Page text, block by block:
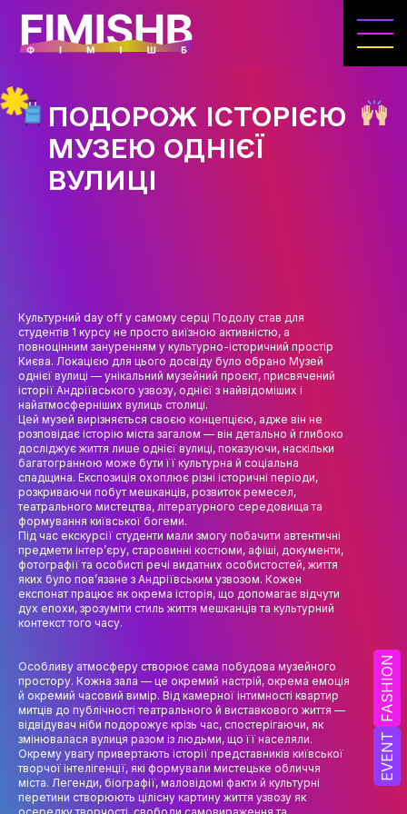
EVENT
FASHION
ГОЛОВНА
ІНДУСТРІЇ ДОЗВІЛЛЯ
МЕТА, ЗАВДАННЯ ТА ІСТОРІЯ КАФЕДРИ
ВИКЛАДАЦЬКИЙ СКЛАД
НАУКА
НАПРЯМИ ДОСЛІДЖЕНЬ
НАУК.РОБОТА СТУДЕНТІВ
ВИДАВНИЧА ДІЯЛЬНІСТЬ
КОНФЕРЕНЦІЇ, СЕМІНАРИ
ПІДВИЩЕННЯ КВАЛІФІКАЦІЇ
ЯКІСТЬ ОСВІТИ
АКАДЕМІЧНА ДОБРОЧЕСНІСТЬ
АКАДЕМІЧНА МОБІЛЬНІСТЬ
СПІВПРАЦЯ
КАФЕДРА ФЕШН ТА ШОУ-БІЗНЕСУ
МЕТА, ЗАВДАННЯ ТА ІСТОРІЯ КАФЕДРИ
ВИКЛАДАЦЬКИЙ СКЛАД
ПОДОРОЖ ІСТОРІЄЮ
МУЗЕЮ ОДНІЄЇ
ВУЛИЦІ
Культурний day off у самому серці Подолу став для
студентів 1 курсу не просто виїзною активністю, а
повноцінним зануренням у культурно-історичний простір
Києва. Локацією для цього досвіду було обрано Музей
однієї вулиці — унікальний музейний проєкт, присвячений
історії Андріївського узвозу, однієї з найвідоміших і
найатмосферніших вулиць столиці.
Цей музей вирізняється своєю концепцією, адже він не
розповідає історію міста загалом — він детально й глибоко
досліджує життя лише однієї вулиці, показуючи, наскільки
багатогранною може бути її культурна й соціальна
спадщина. Експозиція охоплює різні історичні періоди,
розкриваючи побут мешканців, розвиток ремесел,
театрального мистецтва, літературного середовища та
формування київської богеми.
Під час екскурсії студенти мали змогу побачити автентичні
предмети інтер’єру, старовинні костюми, афіші, документи,
фотографії та особисті речі видатних особистостей, життя
яких було пов’язане з Андріївським узвозом. Кожен
експонат працює як окрема історія, що допомагає відчути
дух епохи, зрозуміти стиль життя мешканців та культурний
контекст того часу.
Особливу атмосферу створює сама побудова музейного
простору. Кожна зала — це окремий настрій, окрема емоція
й окремий часовий вимір. Від камерної інтимності квартир
митців до публічності театрального й виставкового життя —
відвідувач ніби подорожує крізь час, спостерігаючи, як
змінювалася вулиця разом із людьми, що її населяли.
Окрему увагу привертають історії представників київської
творчої інтелігенції, які формували мистецьке обличчя
міста. Легенди, біографії, маловідомі факти й культурні
перетини створюють цілісну картину життя узвозу як